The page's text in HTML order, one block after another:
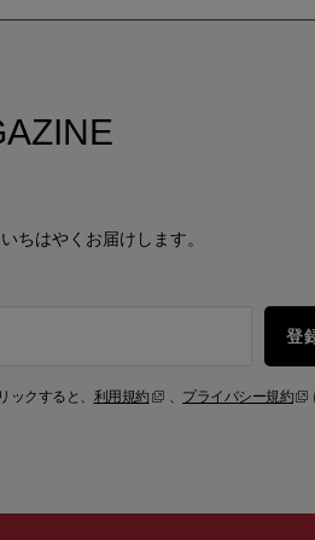
ちはやくお届けします。
登
クすると、 利用規約 、 プライバシー規約